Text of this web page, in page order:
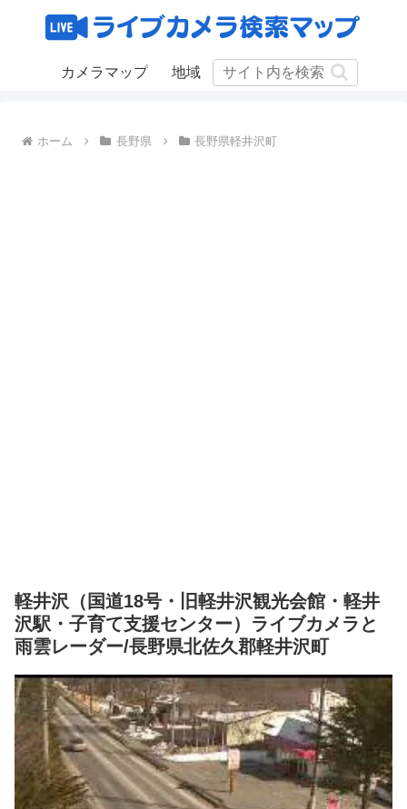
カメラマップ 地域
ホーム 長野県 長野県軽井沢町
軽井沢（国道18号・旧軽井沢観光会館・軽井
沢駅・子育て支援センター）ライブカメラと
雨雲レーダー/長野県北佐久郡軽井沢町